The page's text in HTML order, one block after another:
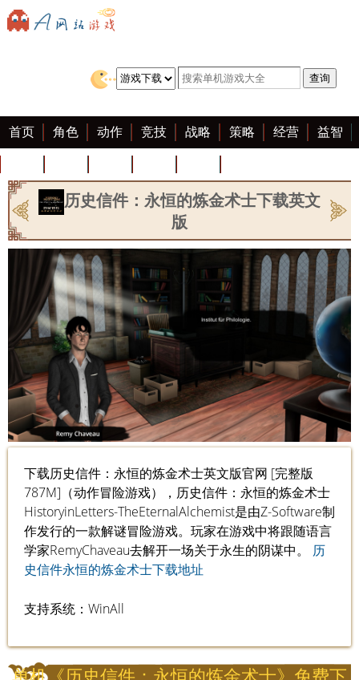
首页 角色 动作 竞技 战略 策略 经营 益智
历史信件：永恒的炼金术士下载英文
版
下载历史信件：永恒的炼金术士英文版官网 [完整版
787M]（动作冒险游戏），历史信件：永恒的炼金术士
HistoryinLetters-TheEternalAlchemist是由Z-Software制
作发行的一款解谜冒险游戏。玩家在游戏中将跟随语言
学家RemyChaveau去解开一场关于永生的阴谋中。 历
史信件永恒的炼金术士下载地址
支持系统：WinAll
单机《历史信件：永恒的炼金术士》免费下